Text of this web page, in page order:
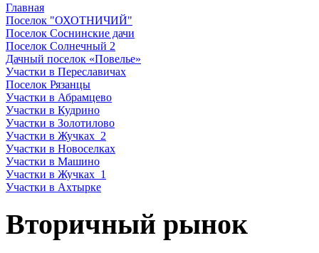
Главная
Поселок "ОХОТНИЧИЙ"
Поселок Соснинские дачи
Поселок Солнечный 2
Дачный поселок «Повелье»
Участки в Переславичах
Поселок Рязанцы
Участки в Абрамцево
Участки в Кудрино
Участки в Золотилово
Участки в Жучках_2
Участки в Новоселках
Участки в Машино
Участки в Жучках_1
Участки в Ахтырке
Вторичный рынок